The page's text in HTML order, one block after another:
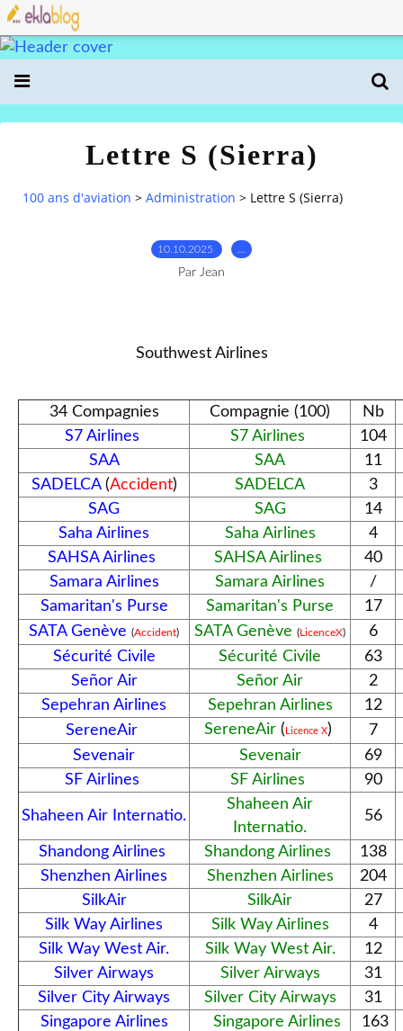
Lettre S (Sierra)
100 ans d'aviation > Administration > Lettre S (Sierra)
10.10.2025
Par Jean
Southwest Airlines
34 Compagnies Compagnie (100)
Nb
S7 Airlines
S7 Airlines
104
SAA
SAA
11
SADELCA(Accident) SADELCA
3
SAG
SAG
14
Saha Airlines
Saha Airlines
4
SAHSA Airlines
SAHSA Airlines
40
Samara Airlines
Samara Airlines
/
Samaritan's Purse
Samaritan's Purse
17
SATA Genève (Accident) SATA Genève (LicenceX)
6
Sécurité Civile
Sécurité Civile
63
Señor Air
Señor Air
2
Sepehran Airlines
Sepehran Airlines
12
SereneAir
SereneAir ( Licence X)
7
Sevenair
Sevenair
69
SF Airlines
SF Airlines 90
Shaheen Air Internatio.
Shaheen Air
Internatio.
56
Shandong Airlines Shandong Airlines
138
Shenzhen Airlines
Shenzhen Airlines
204
SilkAir
SilkAir
27
Silk Way Airlines
Silk Way Airlines
4
Silk Way West Air.
Silk Way West Air.
12
Silver Airways
Silver Airways
31
Silver City Airways
Silver City Airways
31
Singapore Airlines
Singapore Airlines 163